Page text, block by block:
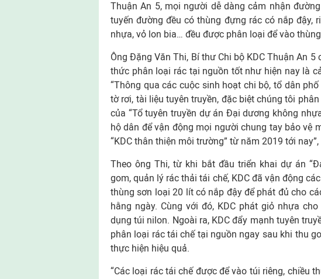
Thuận An 5, mọi người dễ dàng cảm nhận
tuyến đường đều có thùng đựng rác có nắp đậy,
nhựa, vỏ lon bia… đều được phân loại để vào
Ông Đặng Văn Thi, Bí thư Chi bộ KDC Thuận An
thức phân loại rác tại nguồn tốt như hiện nay là
“Thông qua các cuộc sinh hoạt chi bộ, tổ dân
tờ rơi, tài liệu tuyên truyền, đặc biệt chúng tôi
của “Tổ tuyên truyền dự án Đại dương không
hộ dân để vận động mọi người chung tay bảo vệ
“KDC thân thiện môi trường” từ năm 2019 tới
Theo ông Thi, từ khi bắt đầu triển khai dự án
gom, quản lý rác thải tái chế, KDC đã vận động
thùng sơn loại 20 lít có nắp đậy để phát đủ cho
hằng ngày. Cùng với đó, KDC phát giỏ nhựa
dụng túi nilon. Ngoài ra, KDC đẩy mạnh tuyên
phân loại rác tái chế tại nguồn ngay sau khi thu
thực hiện hiệu quả.
“Các loại rác tái chế được để vào túi riêng, chiều